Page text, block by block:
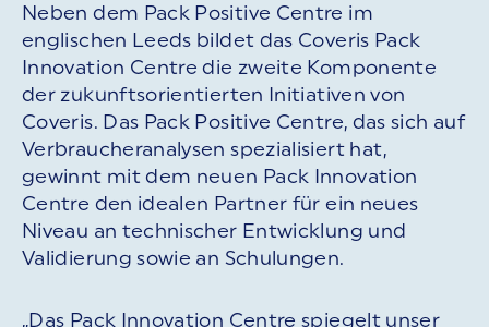
Neben dem Pack Positive Centre im
englischen Leeds bildet das Coveris Pack
Innovation Centre die zweite Komponente
der zukunftsorientierten Initiativen von
Coveris. Das Pack Positive Centre, das sich auf
Verbraucheranalysen spezialisiert hat,
gewinnt mit dem neuen Pack Innovation
Centre den idealen Partner für ein neues
Niveau an technischer Entwicklung und
Validierung sowie an Schulungen.
„Das Pack Innovation Centre spiegelt unser